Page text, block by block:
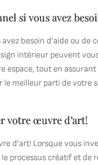
si vous avez
besoin d’aide ou
intérieur peuvent
espace, tout en
meilleur parti de
votre œuvre d’art!
d’art! Lorsque vous
processus créatif et